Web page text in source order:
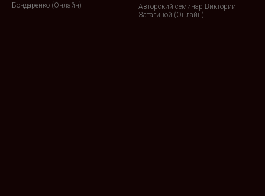
Бондаренко (Онлайн)
Авторский семинар Виктории
Затагиной (Онлайн)